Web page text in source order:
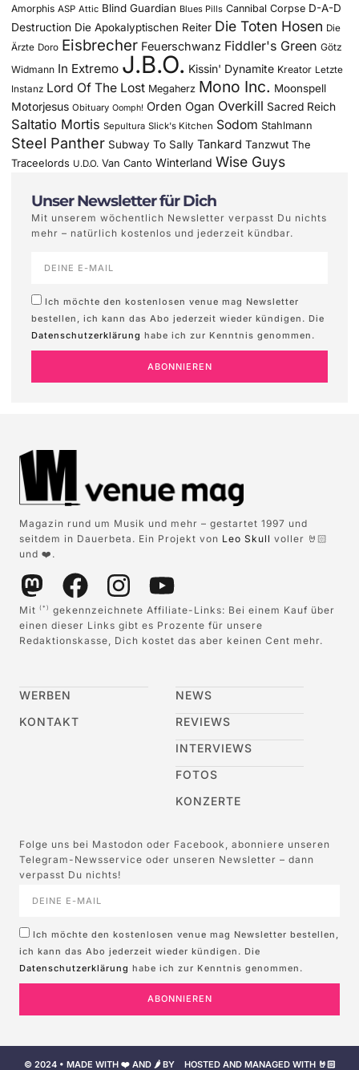
Amorphis ASP Attic Blind Guardian Blues Pills Cannibal Corpse D-A-D
Destruction Die Apokalyptischen Reiter Die Toten Hosen Die
Ärzte Doro Eisbrecher Feuerschwanz Fiddler's Green Götz
Widmann In Extremo J.B.O. Kissin' Dynamite Kreator Letzte
Instanz Lord Of The Lost Megaherz Mono Inc. Moonspell
Motorjesus Obituary Oomph! Orden Ogan Overkill Sacred Reich
Saltatio Mortis Sepultura Slick's Kitchen Sodom Stahlmann
Steel Panther Subway To Sally Tankard Tanzwut The
Traceelords U.D.O. Van Canto Winterland Wise Guys
Unser Newsletter für Dich
Mit unserem wöchentlich Newsletter verpasst Du nichts
mehr – natürlich kostenlos und jederzeit kündbar.
Ich möchte den kostenlosen venue mag Newsletter
bestellen, ich kann das Abo jederzeit wieder kündigen. Die
Datenschutzerklärung habe ich zur Kenntnis genommen.
ABONNIEREN
Magazin rund um Musik und mehr – gestartet 1997 und
seitdem in Dauerbeta. Ein Projekt von Leo Skull voller 🤘🏻
und ❤️.
Mit (*)
gekennzeichnete Affiliate-Links: Bei einem Kauf über
einen dieser Links gibt es Prozente für unsere
Redaktionskasse, Dich kostet das aber keinen Cent mehr.
WERBEN
KONTAKT
NEWS
REVIEWS
INTERVIEWS
FOTOS
KONZERTE
Folge uns bei Mastodon oder Facebook, abonniere unseren
Telegram-Newsservice oder unseren Newsletter – dann
verpasst Du nichts!
Ich möchte den kostenlosen venue mag Newsletter bestellen,
ich kann das Abo jederzeit wieder kündigen. Die
Datenschutzerklärung habe ich zur Kenntnis genommen.
ABONNIEREN
© 2024 • MADE WITH ❤️ AND 🌶️ BY
HOSTED AND MANAGED WITH 🤘🏻